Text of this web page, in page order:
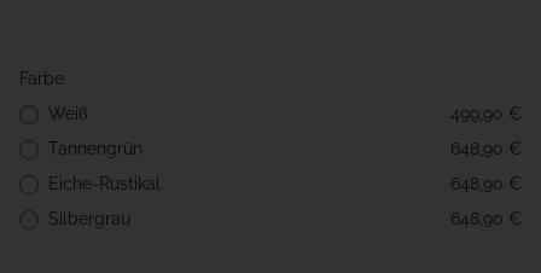
Farbe
Weiß
499,90 €
Tannengrün
648,90 €
Eiche-Rustikal
648,90 €
Silbergrau
648,90 €